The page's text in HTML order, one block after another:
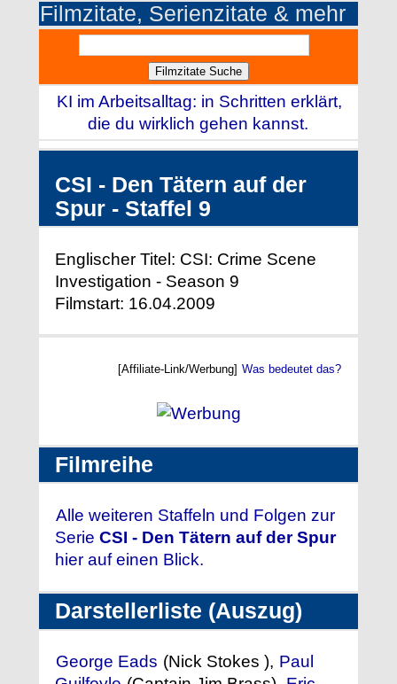
Filmzitate, Serienzitate & mehr
KI im Arbeitsalltag: in Schritten erklärt,
die du wirklich gehen kannst.
CSI - Den Tätern auf der
Spur - Staffel 9
Englischer Titel: CSI: Crime Scene
Investigation - Season 9
Filmstart: 16.04.2009
[Affiliate-Link/Werbung] Was bedeutet das?
Filmreihe
Alle weiteren Staffeln und Folgen zur
Serie CSI - Den Tätern auf der Spur
hier auf einen Blick.
Darstellerliste (Auszug)
George Eads (Nick Stokes ), Paul